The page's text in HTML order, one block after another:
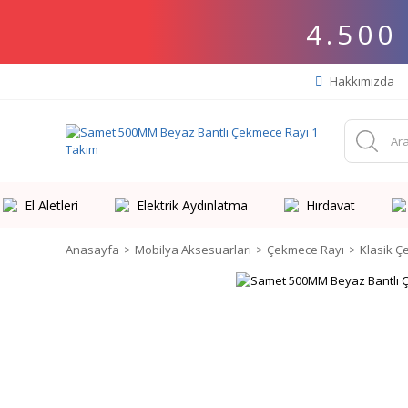
4.500
Hakkımızda
El Aletleri Elektrik Aydınlatma Hırdavat
Anasayfa Mobilya Aksesuarları Çekmece Rayı Klasik